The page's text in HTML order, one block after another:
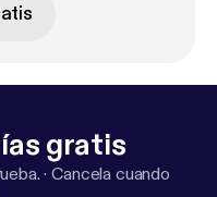
gratis
·Cancela cuando